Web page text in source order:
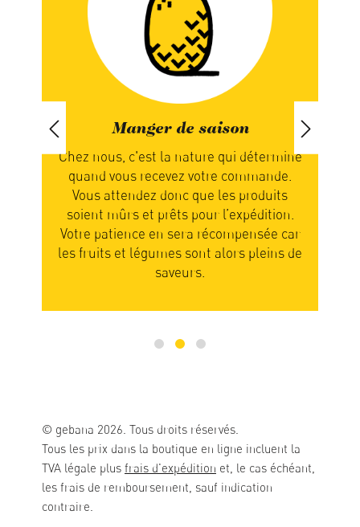
Manger de saison
Chez nous, c'est la nature qui détermine
quand vous recevez votre commande.
Vous attendez donc que les produits
soient mûrs et prêts pour l’expédition.
Votre patience en sera récompensée car
les fruits et légumes sont alors pleins de
saveurs.
© gebana 2026. Tous droits réservés.
Tous les prix dans la boutique en ligne incluent la
TVA légale plus frais d'expédition et, le cas échéant,
les frais de remboursement, sauf indication
contraire.